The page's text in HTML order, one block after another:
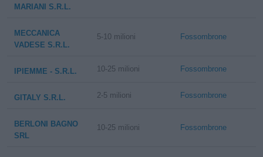
MARIANI S.R.L.
MECCANICA
VADESE S.R.L.
5-10 milioni Fossombrone
IPIEMME - S.R.L. 10-25 milioni Fossombrone
GITALY S.R.L. 2-5 milioni Fossombrone
BERLONI BAGNO
SRL
10-25 milioni Fossombrone